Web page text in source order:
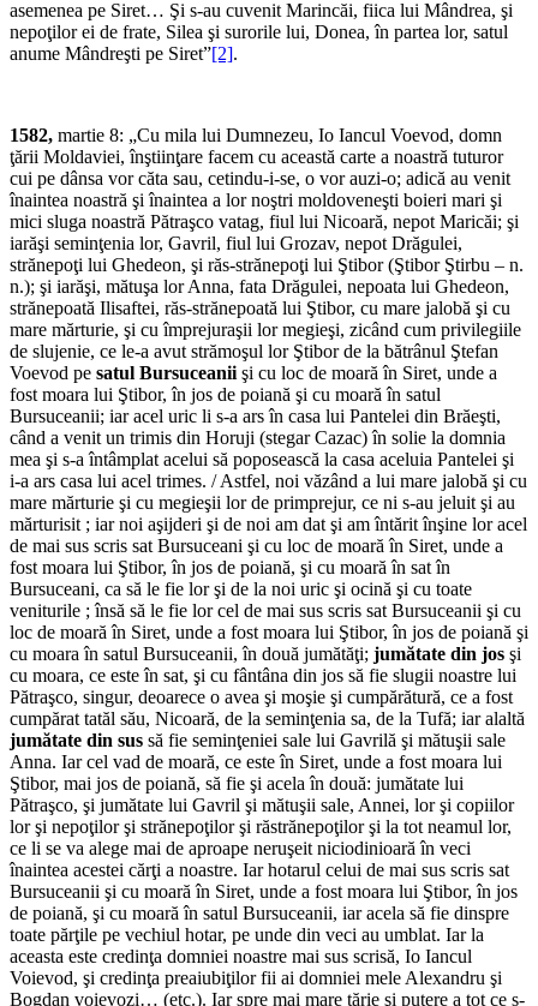
asemenea pe Siret… Şi s-au cuvenit Marincăi, fiica lui Mândrea, şi
nepoţilor ei de frate, Silea şi surorile lui, Donea, în partea lor, satul
anume Mândreşti pe Siret”[2].
1582, martie 8: „Cu mila lui Dumnezeu, Io Iancul Voevod, domn
ţării Moldaviei, înştiinţare facem cu această carte a noastră tuturor
cui pe dânsa vor căta sau, cetindu-i-se, o vor auzi-o; adică au venit
înaintea noastră şi îna­intea a lor noştri moldoveneşti boieri mari şi
mici sluga noastră Pătraşco vatag, fiul lui Nicoară, nepot Maricăi; şi
iarăşi seminţenia lor, Gavril, fiul lui Grozav, nepot Drăgulei,
strănepoţi lui Ghedeon, şi răs-strănepoţi lui Ştibor (Ştibor Ştirbu – n.
n.); şi iarăşi, mătuşa lor Anna, fata Drăgulei, ne­poata lui Ghedeon,
strănepoată Ilisaftei, răs-strănepoată lui Ştibor, cu mare jalobă şi cu
mare mărturie, şi cu împrejuraşii lor megieşi, zicând cum privilegiile
de slujenie, ce le-a avut strămoşul lor Ştibor de la bătrânul Ştefan
Voevod pe satul Bursuceanii şi cu loc de moară în Si­ret, unde a
fost moara lui Ştibor, în jos de poiană şi cu moară în satul
Bursuceanii; iar acel uric li s-a ars în casa lui Pantelei din Brăeşti,
când a venit un tri­mis din Horuji (stegar Cazac) în solie la domnia
mea şi s-a întâmplat acelui să poposească la casa aceluia Pantelei şi
i-a ars casa lui acel trimes. / Astfel, noi văzând a lui mare jalobă şi cu
mare mărturie şi cu megieşii lor de primprejur, ce ni s-au jeluit şi au
mărturisit ; iar noi aşijderi şi de noi am dat şi am întărit înşine lor acel
de mai sus scris sat Bursuceani şi cu loc de moară în Siret, unde a
fost moara lui Ştibor, în jos de poiană, şi cu moară în sat în
Bursuceani, ca să le fie lor şi de la noi uric şi ocină şi cu toate
veniturile ; însă să le fie lor cel de mai sus scris sat Bursuceanii şi cu
loc de moară în Siret, unde a fost moara lui Ştibor, în jos de poiană şi
cu moara în satul Bursuceanii, în două jumătăţi; jumătate din jos şi
cu moara, ce este în sat, şi cu fântâna din jos să fie slugii noastre lui
Pătraşco, singur, deoarece o avea şi moşie şi cumpărătură, ce a fost
cumpărat ta­tăl său, Nicoară, de la seminţenia sa, de la Tufă; iar alaltă
jumătate din sus să fie seminţeniei sale lui Gavrilă şi mătuşii sale
Anna. Iar cel vad de moară, ce este în Siret, unde a fost moara lui
Ştibor, mai jos de poiană, să fie şi acela în două: jumătate lui
Pătraşco, şi jumătate lui Gavril şi mătuşii sale, Annei, lor şi co­piilor
lor şi nepoţilor şi strănepoţilor şi răstrănepoţilor şi la tot neamul lor,
ce li se va alege mai de aproape neruşeit niciodinioară în veci
înaintea acestei cărţi a noastre. Iar hotarul celui de mai sus scris sat
Bursuceanii şi cu moară în Siret, unde a fost moara lui Ştibor, în jos
de poiană, şi cu moară în satul Bur­suceanii, iar acela să fie dinspre
toate părţile pe ve­chiul hotar, pe unde din veci au umblat. Iar la
aceasta este credinţa domniei noastre mai sus scrisă, Io Iancul
Voievod, şi credinţa preaiubiţilor fii ai domniei mele Alexandru şi
Bogdan voievozi… (etc.). Iar spre mai mare tărie şi putere a tot ce s-